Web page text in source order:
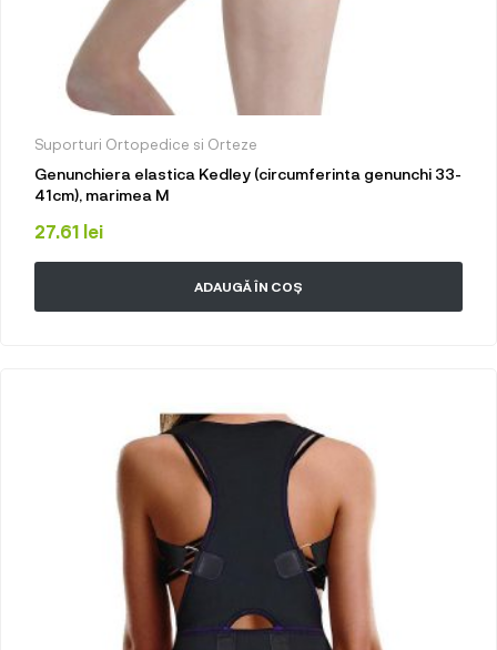
Suporturi Ortopedice si Orteze
Genunchiera elastica Kedley (circumferinta genunchi 33-
41cm), marimea M
27.61 lei
ADAUGĂ ÎN COȘ